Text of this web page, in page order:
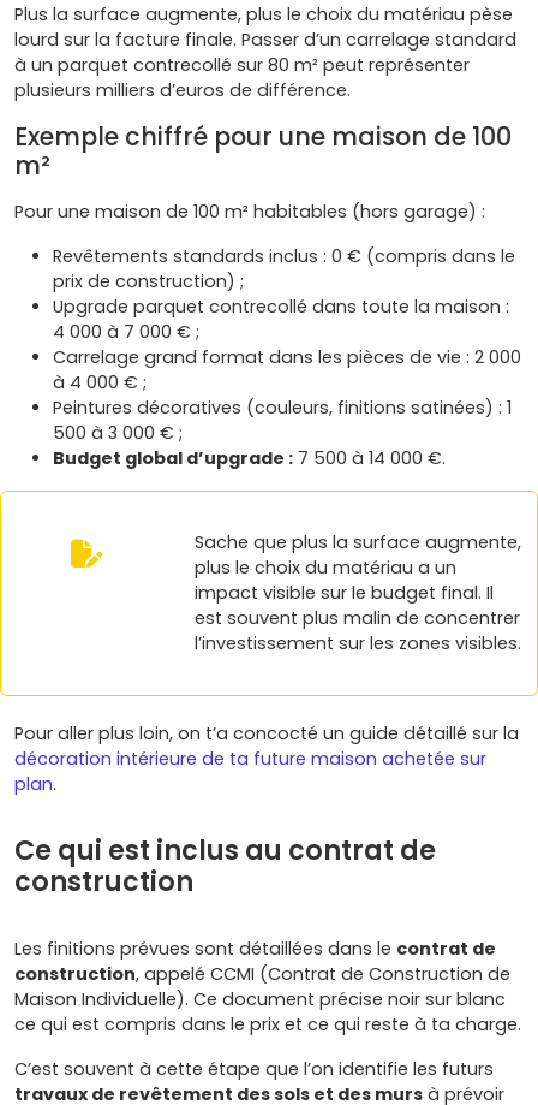
Plus la surface augmente, plus le choix du matériau pèse
lourd sur la facture finale. Passer d’un carrelage standard
à un parquet contrecollé sur 80 m² peut représenter
plusieurs milliers d’euros de différence.
Exemple chiffré pour une maison de 100
m²
Pour une maison de 100 m² habitables (hors garage) :
Revêtements standards inclus : 0 € (compris dans le
prix de construction) ;
Upgrade parquet contrecollé dans toute la maison :
4 000 à 7 000 € ;
Carrelage grand format dans les pièces de vie : 2 000
à 4 000 € ;
Peintures décoratives (couleurs, finitions satinées) : 1
500 à 3 000 € ;
Budget global d’upgrade : 7 500 à 14 000 €.
Sache que plus la surface augmente,
plus le choix du matériau a un
impact visible sur le budget final. Il
est souvent plus malin de concentrer
l’investissement sur les zones visibles.
Pour aller plus loin, on t’a concocté un guide détaillé sur la
décoration intérieure de ta future maison achetée sur
plan.
Ce qui est inclus au contrat de
construction
Les finitions prévues sont détaillées dans le contrat de
construction, appelé CCMI (Contrat de Construction de
Maison Individuelle). Ce document précise noir sur blanc
ce qui est compris dans le prix et ce qui reste à ta charge.
C’est souvent à cette étape que l’on identifie les futurs
travaux de revêtement des sols et des murs à prévoir